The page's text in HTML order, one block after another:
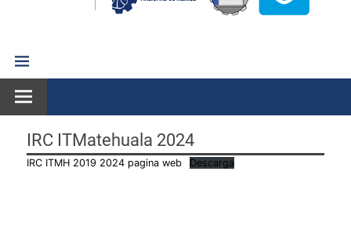
IRC ITMatehuala 2024
IRC ITMH 2019 2024 pagina web Descarga